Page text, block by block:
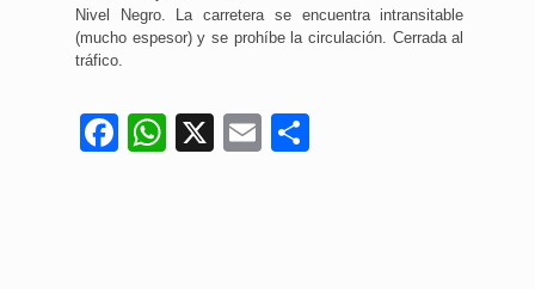
Nivel Negro. La carretera se encuentra intransitable
(mucho espesor) y se prohíbe la circulación. Cerrada al
tráfico.
Facebook
WhatsApp
X Email